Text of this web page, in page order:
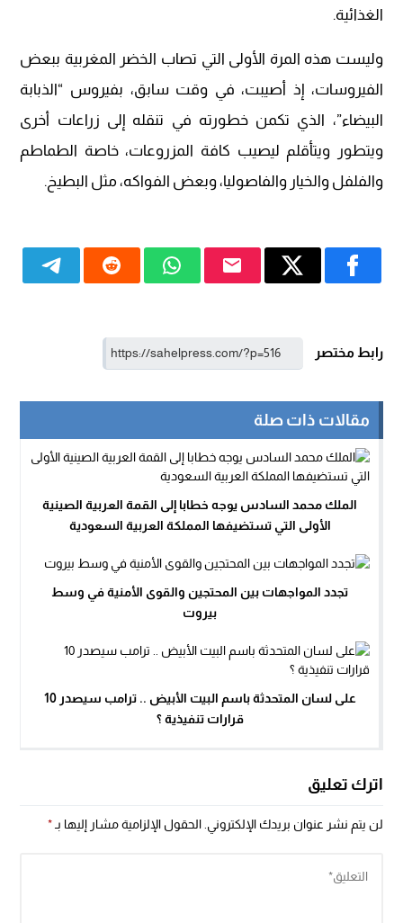
الغذائية.
وليست هذه المرة الأولى التي تصاب الخضر المغربية ببعض
الفيروسات، إذ أصيبت، في وقت سابق، بفيروس “الذبابة
البيضاء”، الذي تكمن خطورته في تنقله إلى زراعات أخرى
ويتطور ويتأقلم ليصيب كافة المزروعات، خاصة الطماطم
والفلفل والخيار والفاصوليا، وبعض الفواكه، مثل البطيخ.
رابط مختصر
مقالات ذات صلة
الملك محمد السادس يوجه خطابا إلى القمة العربية الصينية
الأولى التي تستضيفها المملكة العربية السعودية
تجدد المواجهات بين المحتجين والقوى الأمنية في وسط
بيروت
على لسان المتحدثة باسم البيت الأبيض .. ترامب سيصدر 10
قرارات تنفيذية ؟
اترك تعليق
لن يتم نشر عنوان بريدك الإلكتروني. الحقول الإلزامية مشار إليها بـ*